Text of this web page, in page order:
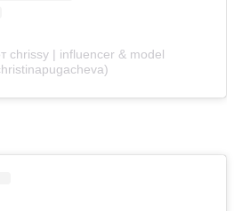
chrissy | influencer & model